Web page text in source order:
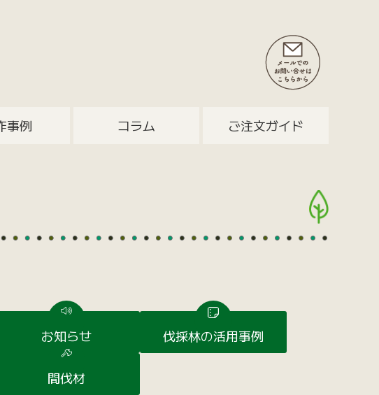
事例 コラム ご注文ガイド
お知らせ 伐採林の活用事例
間伐材